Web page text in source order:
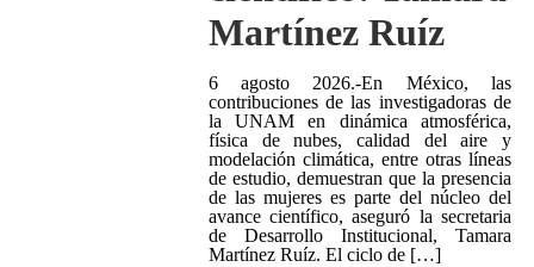
Martínez Ruíz
6 agosto 2026.-En México, las
contribuciones de las investigadoras de
la UNAM en dinámica atmosférica,
física de nubes, calidad del aire y
modelación climática, entre otras líneas
de estudio, demuestran que la presencia
de las mujeres es parte del núcleo del
avance científico, aseguró la secretaria
de Desarrollo Institucional, Tamara
Martínez Ruíz. El ciclo de […]